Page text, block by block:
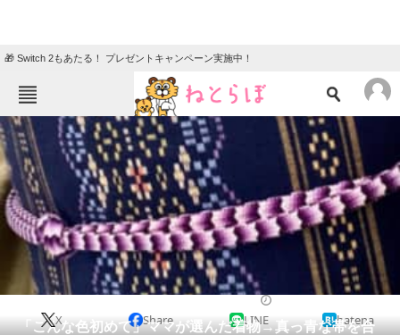
🎁 Switch 2もあたる！ プレゼントキャンペーン実施中！
ねとらぼメニュー
TOP ニュース
エンタメ クイズ
グルメ 地域
住まい 教育・育児
動物 リサーチ
会員記事
「こんな色初めて」ママが選んだ着物→真っ青な帯を合
X Share LINE hatena